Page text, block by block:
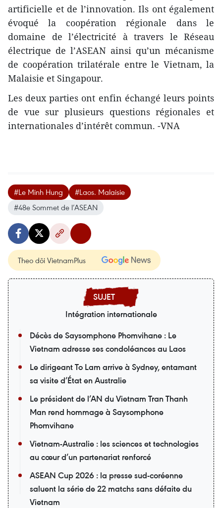
artificielle et de l’innovation. Ils ont également
évoqué la coopération régionale dans le
domaine de l’électricité à travers le Réseau
électrique de l’ASEAN ainsi qu’un mécanisme
de coopération trilatérale entre le Vietnam, la
Malaisie et Singapour.
Les deux parties ont enfin échangé leurs points
de vue sur plusieurs questions régionales et
internationales d’intérêt commun. -VNA
#Le Minh Hung
#Laos. Malaisie
#48e Sommet de l’ASEAN
Theo dõi VietnamPlus
Intégration internationale
Décès de Saysomphone Phomvihane : Le
Vietnam adresse ses condoléances au Laos
Le dirigeant To Lam arrive à Sydney, entamant
sa visite d’État en Australie
Le président de l’AN du Vietnam Tran Thanh
Man rend hommage à Saysomphone
Phomvihane
Vietnam-Australie : les sciences et technologies
au cœur d’un partenariat renforcé
ASEAN Cup 2026 : la presse sud-coréenne
saluent la série de 22 matchs sans défaite du
Vietnam